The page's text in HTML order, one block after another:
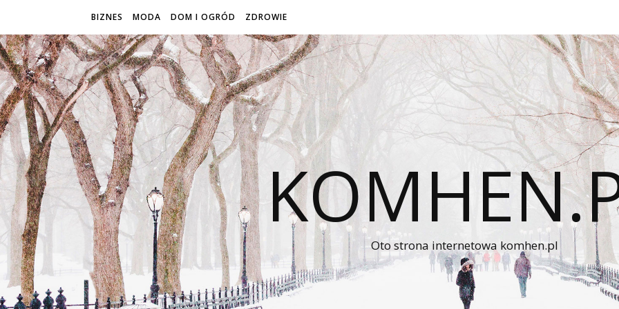
BIZNES MODA DOM I OGRÓD ZDROWIE
Oto strona internetowa komhen.pl